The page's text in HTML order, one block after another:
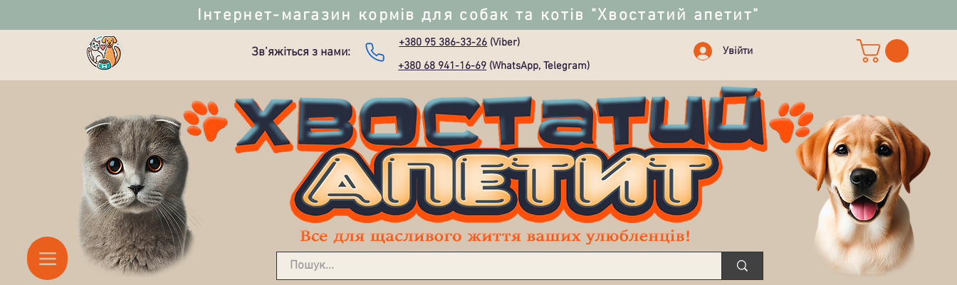
Інтернет-магазин кормів для собак та котів "Хвостатий апетит"
Зв’яжіться з нами:
+380 95 386-33-26 (Viber)
+380 68 941-16-69 (WhatsApp, Telegram)
Увійти